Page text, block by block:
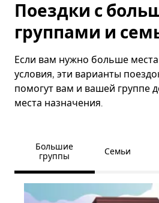
Поездки с
группами и
Если вам нужно больше
условия, эти варианты
помогут вам и вашей группе
места назначения.
Большие
группы
Семьи